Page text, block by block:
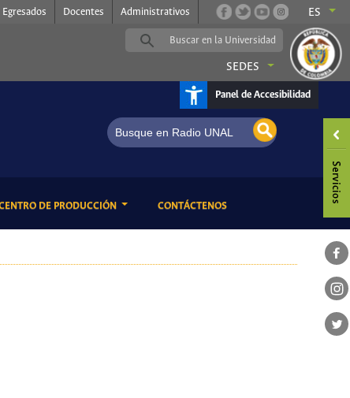
Egresados Docentes Administrativos ES
SEDES
Panel de Accesibilidad
DE PRODUCCIÓN CONTÁCTENOS(CURRENT)